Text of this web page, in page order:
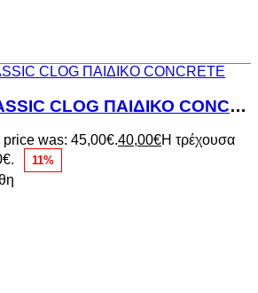
CROCS CLASSIC CLOG ΠΑΙΔΙΚΟ CONCRETE
was: 45,00€.40,00€Η τρέχουσα
11%